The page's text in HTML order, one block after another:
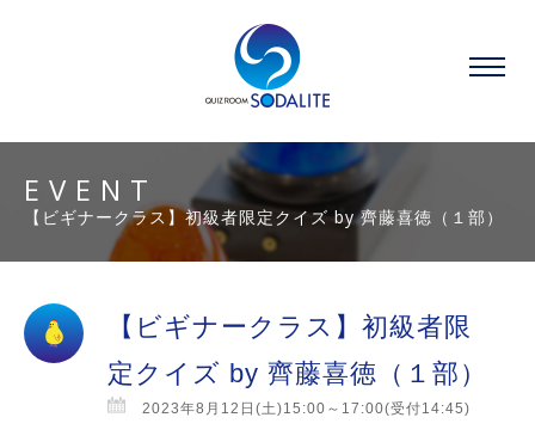
EVENT
【ビギナークラス】初級者限定クイズ by 齊藤喜徳（１部）
【ビギナークラス】初級者限
定クイズ by 齊藤喜徳（１部）
2023年8月12日(土)15:00～17:00(受付14:45)